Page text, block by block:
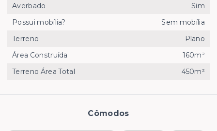
Cômodos
Averbado
Sim
Possui mobília?
Sem mobília
Terreno
Plano
Área Construída
160m²
Terreno Área Total
450m²